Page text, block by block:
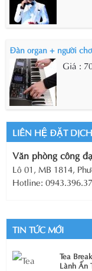
Đàn organ + người
Giá :
LIÊN HỆ ĐẶT
Văn phòng công
Lô 01, MB 1814,
Hotline:
TIN TỨC MỚI
Tea
Lành Ấn